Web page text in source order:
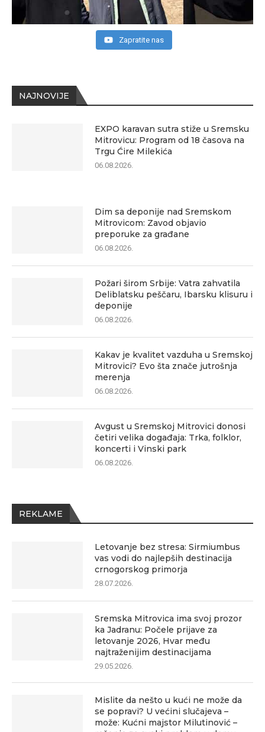
NAJNOVIJE
EXPO karavan sutra stiže u Sremsku
Mitrovicu: Program od 18 časova na
Trgu Ćire Milekića
06.08.2026.
Dim sa deponije nad Sremskom
Mitrovicom: Zavod objavio
preporuke za građane
06.08.2026.
Požari širom Srbije: Vatra zahvatila
Deliblatsku peščaru, Ibarsku klisuru i
deponije
06.08.2026.
Kakav je kvalitet vazduha u Sremskoj
Mitrovici? Evo šta znače jutrošnja
merenja
06.08.2026.
Avgust u Sremskoj Mitrovici donosi
četiri velika događaja: Trka, folklor,
koncerti i Vinski park
06.08.2026.
REKLAME
Letovanje bez stresa: Sirmiumbus
vas vodi do najlepših destinacija
crnogorskog primorja
28.07.2026.
Sremska Mitrovica ima svoj prozor
ka Jadranu: Počele prijave za
letovanje 2026, Hvar među
najtraženijim destinacijama
29.05.2026.
Mislite da nešto u kući ne može da
se popravi? U većini slučajeva –
može: Kućni majstor Milutinović –
Zapratite nas